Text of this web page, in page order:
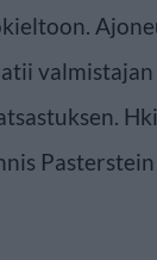
valmistajan
Pasterstein